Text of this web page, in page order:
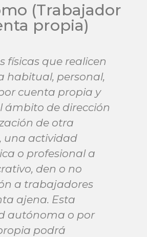
(Trabajador
propia)
físicas que realicen
habitual, personal,
cuenta propia y
ámbito de dirección
de otra
una actividad
o profesional a
den o no
a trabajadores
ajena. Esta
autónoma o por
podrá